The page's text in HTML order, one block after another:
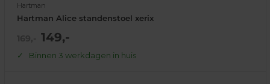
Hartman
Hartman Alice standenstoel xerix
NormaleActie
prijs
149,-
Binnen 3 werkdagen in huis